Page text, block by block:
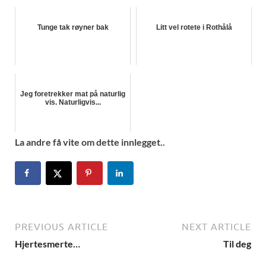
Tunge tak røyner bak Litt vel rotete i Rothålå
Jeg foretrekker mat på naturlig
vis. Naturligvis...
La andre få vite om dette innlegget..
PREVIOUS ARTICLE
Hjertesmerte…
NEXT ARTICLE
Til deg